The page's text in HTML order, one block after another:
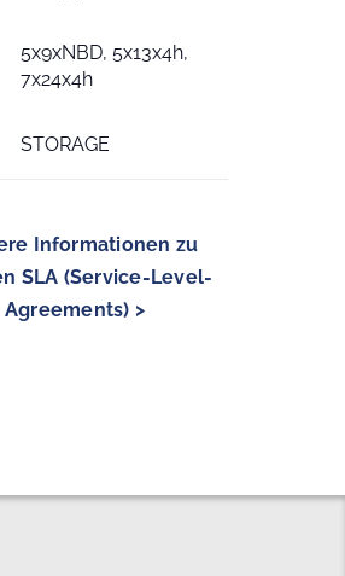
5x9xNBD, 5x13x4h,
7x24x4h
STORAGE
Informationen zu
SLA (Service-Level-
Agreements) >